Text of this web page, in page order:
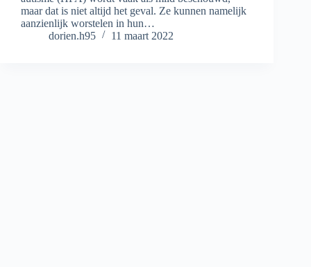
maar dat is niet altijd het geval. Ze kunnen namelijk
aanzienlijk worstelen in hun…
dorien.h95
11 maart 2022